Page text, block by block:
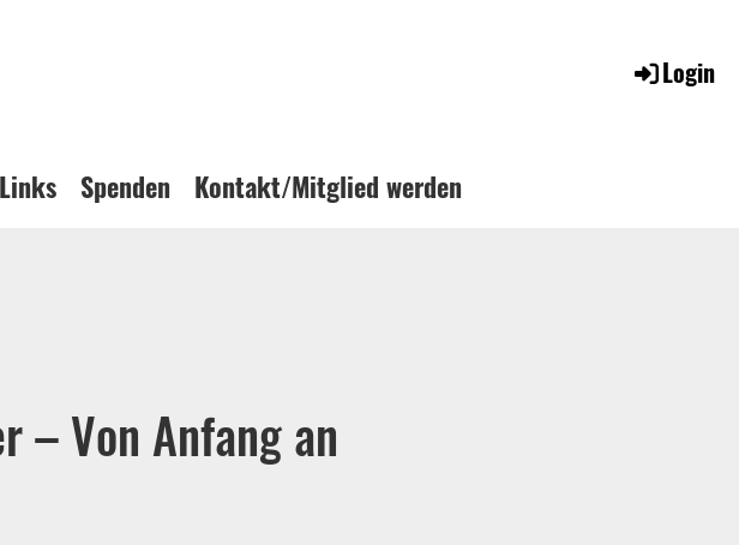
Login
Links Spenden Kontakt/Mitglied werden
– Von Anfang an